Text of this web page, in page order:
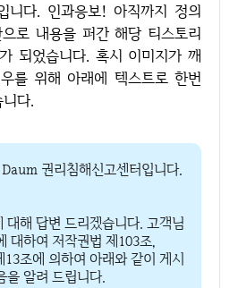
로 내용을 퍼간 해당 티스토리
되었습니다. 혹시 이미지가 깨
를 위해 아래에 텍스트로 한번
다.
권리침해신고센터입니다.
대해 답변 드리겠습니다. 고객님
대하여 저작권법 제103조,
조에 의하여 아래와 같이 게시
을 알려 드립니다.